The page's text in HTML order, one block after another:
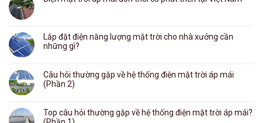
Lắp đặt điện năng lượng mặt trời cho nhà xưởng cần
những gì?
Câu hỏi thường gặp về hệ thống điện mặt trời áp mái
(Phần 2)
Top câu hỏi thường gặp về hệ thống điện mặt trời áp mái?